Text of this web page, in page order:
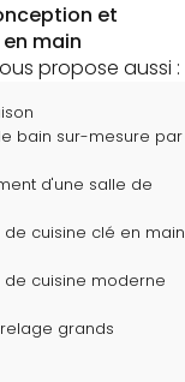
et
main
propose aussi :
bain sur-mesure par
d'une salle de
cuisine clé en main
cuisine moderne
grands